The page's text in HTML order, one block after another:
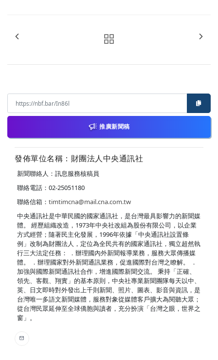
推廣新聞稿
發佈單位名稱：財團法人中央通訊社
新聞聯絡人：訊息服務核稿員
聯絡電話：02-25051180
聯絡信箱： timtimcna@mail.cna.com.tw
中央通訊社是中華民國的國家通訊社，是台灣最具影響力的新聞媒
體。 經歷組織改造，1973年中央社改組為股份有限公司，以企業
方式經營；隨著民主化發展，1996年依據「中央通訊社設置條
例」改制為財團法人，定位為全民共有的國家通訊社，獨立超然執
行三大法定任務： ．辦理國內外新聞報導業務，服務大眾傳播媒
體。 ．辦理國家對外新聞通訊業務，促進國際對台灣之瞭解。 ．
加強與國際新聞通訊社合作，增進國際新聞交流。 秉持「正確、
領先、客觀、翔實」的基本原則，中央社專業新聞團隊每天以中、
英、日文即時對外發出上千則新聞、照片、圖表、影音與資訊，是
台灣唯一多語文新聞媒體，服務對象從媒體客戶擴大為閱聽大眾；
從台灣民眾延伸至全球僑胞與讀者，充分扮演「台灣之眼，世界之
窗」。